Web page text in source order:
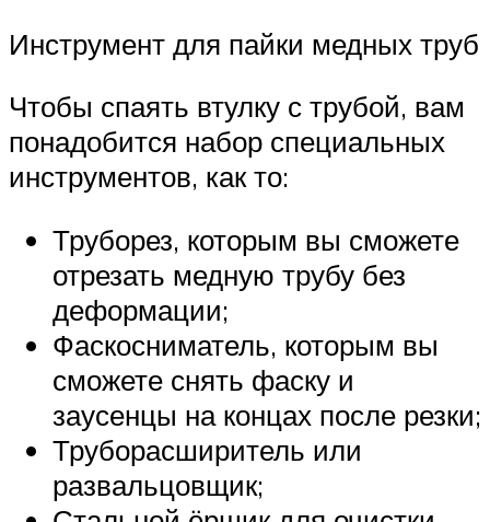
Инструмент для пайки медных труб
Чтобы спаять втулку с трубой, вам
понадобится набор специальных
инструментов, как то:
Труборез, которым вы сможете
отрезать медную трубу без
деформации;
Фаскосниматель, которым вы
сможете снять фаску и
заусенцы на концах после резки;
Труборасширитель или
развальцовщик;